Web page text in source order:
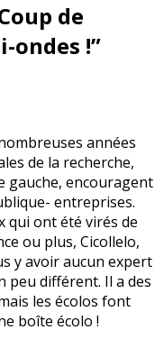
de
ondes !”
années
de la recherche,
gauche, encouragent
entreprises.
qui ont été virés de
ou plus, Cicollelo,
y avoir aucun expert
peu différent. Il a des
les écolos font
boîte écolo !